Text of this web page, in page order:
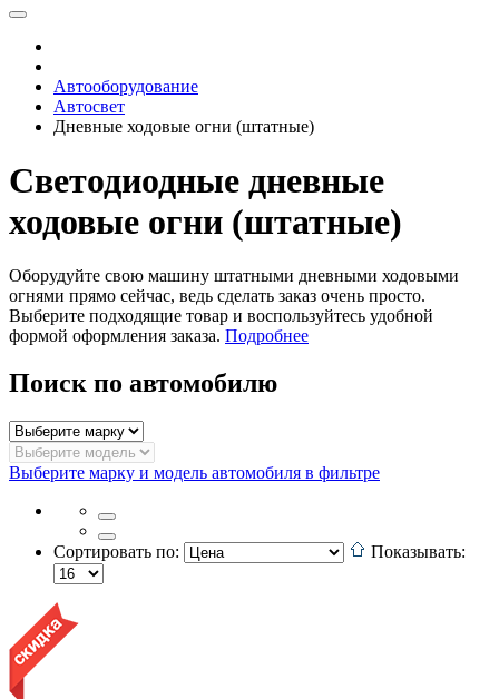
Автооборудование
Автосвет
Дневные ходовые огни (штатные)
Светодиодные дневные
ходовые огни (штатные)
Оборудуйте свою машину штатными дневными ходовыми
огнями прямо сейчас, ведь сделать заказ очень просто.
Выберите подходящие товар и воспользуйтесь удобной
формой оформления заказа. Подробнее
Поиск по автомобилю
Выберите марку и модель автомобиля в фильтре
Сортировать по: Показывать: